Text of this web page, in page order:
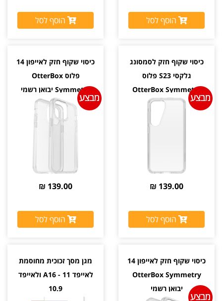
הוסף לסל הוסף לסל
כיסוי שקוף חזק לסמסונג
גלקסי S23 פלוס
OtterBox Symmetry
יבואן רשמי
139.00 ₪
הוסף לסל
כיסוי שקוף חזק לאייפון 14
פלוס OtterBox
Symmetry יבואן רשמי
139.00 ₪
הוסף לסל
כיסוי שקוף חזק לאייפון 14
OtterBox Symmetry
יבואן רשמי
מגן מסך זכוכית מחוסמת
לאייפד A16 - 11 ולאייפד
10.9